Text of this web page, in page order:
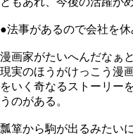
●法事があるので会社を休
漫画家がたいへんだなぁ
現実のほうがけっこう漫
をいく奇なるストーリー
うのがある。
瓢箪から駒が出るみたい